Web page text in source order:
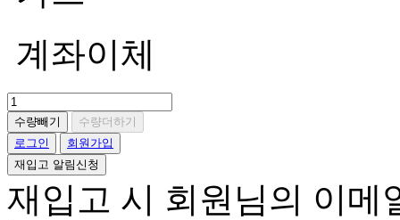
계좌이체
수량빼기
수량더하기
로그인
회원가입
재입고 알림신청
재입고 시 회원님의 이메